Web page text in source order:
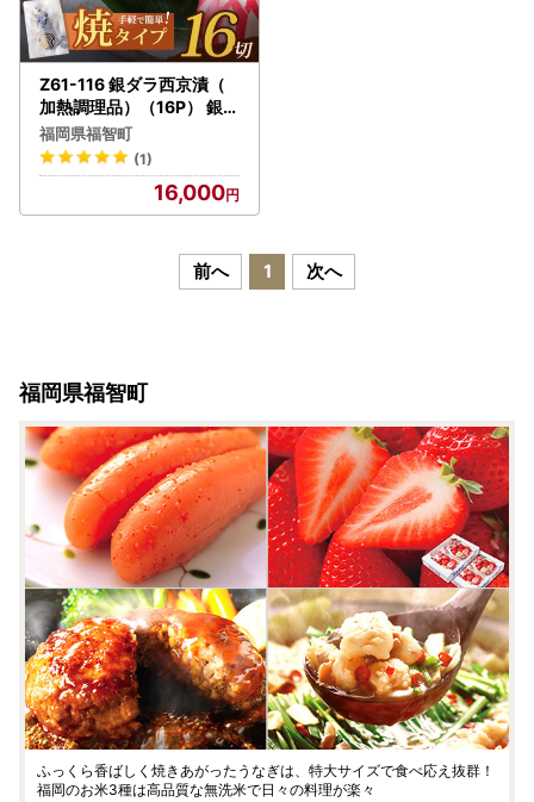
Z61-116 銀ダラ西京漬（
加熱調理品）（16P） 銀だ
ら
福岡県福智町
(1)
16,000
前へ 1 次へ
福岡県福智町
ふっくら香ばしく焼きあがったうなぎは、特大サイズで食べ応え抜群！
福岡のお米3種は高品質な無洗米で日々の料理が楽々